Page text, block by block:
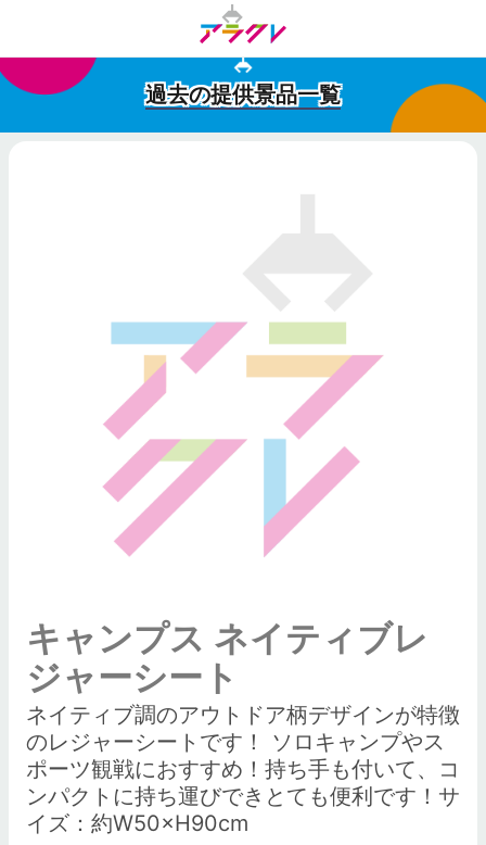
過去の提供景品一覧
キャンプス ネイティブレ
ジャーシート
ネイティブ調のアウトドア柄デザインが特徴
のレジャーシートです！ ソロキャンプやス
ポーツ観戦におすすめ！持ち手も付いて、コ
ンパクトに持ち運びできとても便利です！サ
イズ：約W50×H90cm